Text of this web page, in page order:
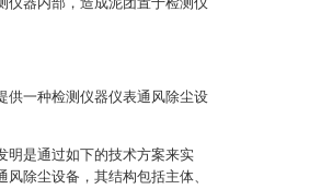
供一种检测仪器仪表通风除尘设
明是通过如下的技术方案来实
除尘设备，其结构包括主体、